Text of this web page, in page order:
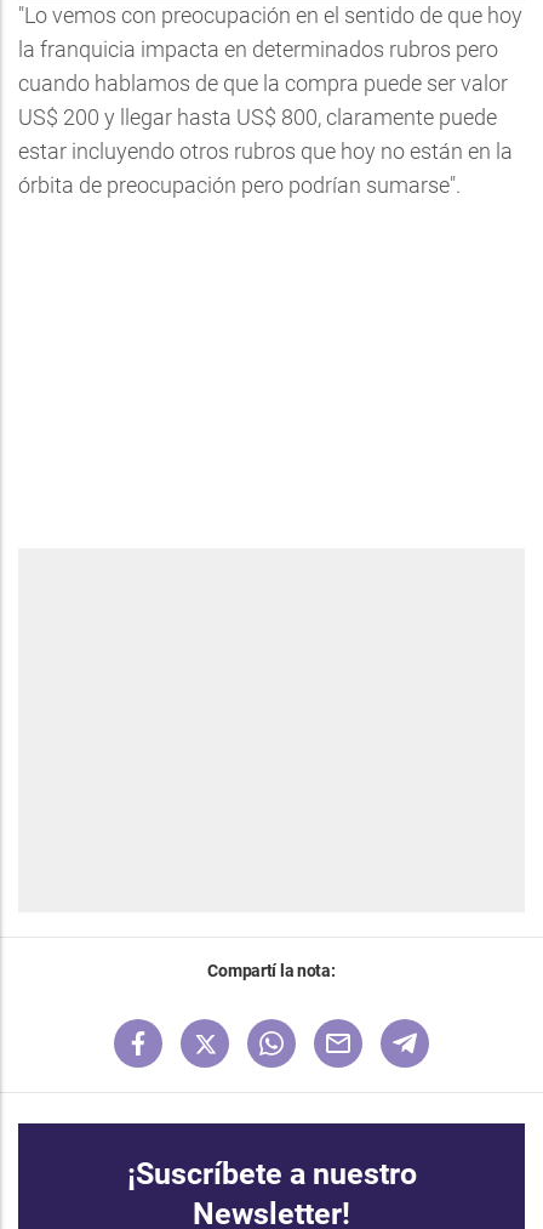
"Lo vemos con preocupación en el sentido de que hoy
la franquicia impacta en determinados rubros pero
cuando hablamos de que la compra puede ser valor
US$ 200 y llegar hasta US$ 800, claramente puede
estar incluyendo otros rubros que hoy no están en la
órbita de preocupación pero podrían sumarse".
Compartí la nota:
¡Suscríbete a nuestro
Newsletter!